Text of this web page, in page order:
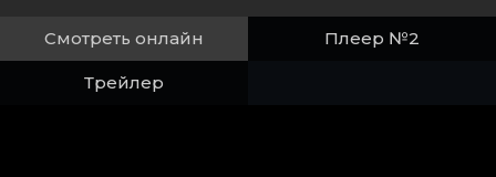
Смотреть онлайн Плеер №2
Трейлер